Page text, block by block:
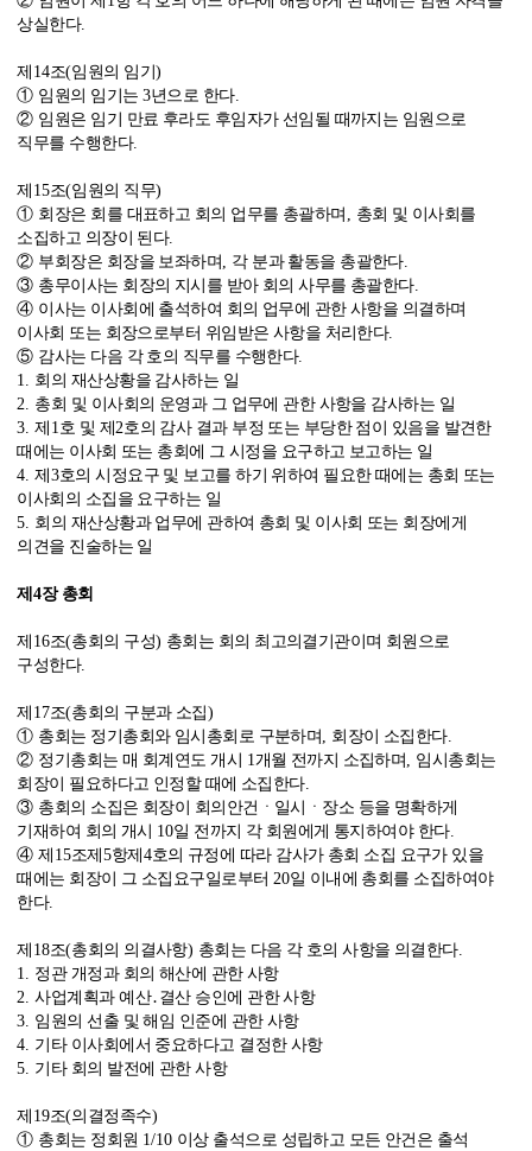
상실한다.
제 14조(임원의 임기)
① 임원의 임기는 3년으로 한다.
② 임원은 임기 만료 후라도 후임자가 선임될 때까지는 임원으로
직무를 수행한다.
제 15조(임원의 직무)
① 회장은 회를 대표하고 회의 업무를 총괄하며 , 총회 및 이사회를
소집하고 의장이 된다.
② 부회장은 회장을 보좌하며 , 각 분과 활동을 총괄한다.
③ 총무이사는 회장의 지시를 받아 회의 사무를 총괄한다.
④ 이사는 이사회에 출석하여 회의 업무에 관한 사항을 의결하며
이사회 또는 회장으로부터 위임받은 사항을 처리한다.
⑤ 감사는 다음 각 호의 직무를 수행한다.
1. 회의 재산상황을 감사하는 일
2. 총회 및 이사회의 운영과 그 업무에 관한 사항을 감사하는 일
3.제 1호 및 제2호의 감사 결과 부정 또는 부당한 점이 있음을 발견한
때에는 이사회 또는 총회에 그 시정을 요구하고 보고하는 일
4.제 3호의 시정요구 및 보고를 하기 위하여 필요한 때에는 총회 또는
이사회의 소집을 요구하는 일
5. 회의 재산상황과 업무에 관하여 총회 및 이사회 또는 회장에게
의견을 진술하는 일
제 4장 총회
제 16조(총회의 구성) 총회는 회의 최고의결기관이며 회원으로
구성한다.
제 17조(총회의 구분과 소집)
① 총회는 정기총회와 임시총회로 구분하며 , 회장이 소집한다.
② 정기총회는 매 회계연도 개시 1개월 전까지 소집하며 , 임시총회는
회장이 필요하다고 인정할 때에 소집한다.
③ 총회의 소집은 회장이 회의안건ㆍ일시ㆍ장소 등을 명확하게
기재하여 회의 개시 10일 전까지 각 회원에게 통지하여야 한다.
④제 15조제 5항제 4호의 규정에 따라 감사가 총회 소집 요구가 있을
때에는 회장이 그 소집요구일로부터 20일 이내에 총회를 소집하여야
한다.
제 18조(총회의 의결사항) 총회는 다음 각 호의 사항을 의결한다.
1. 정관 개정과 회의 해산에 관한 사항
2.사업계획과 예산․ 결산 승인에 관한 사항
3. 임원의 선출 및 해임 인준에 관한 사항
4. 기타 이사회에서 중요하다고 결정한 사항
5. 기타 회의 발전에 관한 사항
제 19조(의결정족수)
① 총회는 정회원 1/10 이상 출석으로 성립하고 모든 안건은 출석